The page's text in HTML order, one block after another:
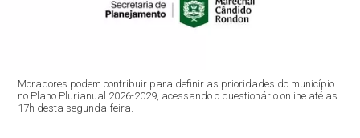
Moradores podem contribuir para definir as prioridades do município
no Plano Plurianual 2026-2029, acessando o questionário online até as
17h desta segunda-feira.